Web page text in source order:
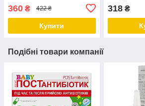
«ІМУВІТЦИНК» Georg
BioSystems
360 ₴ 422 ₴
Купити
318₴
Подібні товари компанії